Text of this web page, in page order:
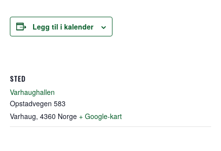
Legg til i kalender
STED
Varhaughallen
Opstadvegen 583
Varhaug, 4360 Norge + Google-kart